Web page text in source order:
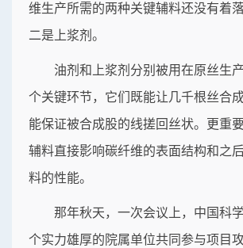
维生产所需的两种关键辅料还没有着
二是上浆剂。
油剂和上浆剂分别被用在原丝生
个关键环节，它们既能让几千根丝合
能保证被合成股的线搓回丝状。更重
辅料直接影响碳纤维的表面结构和之
料的性能。
那年秋天，一次会议上，中国科
个实力雄厚的院属单位共同参与项目